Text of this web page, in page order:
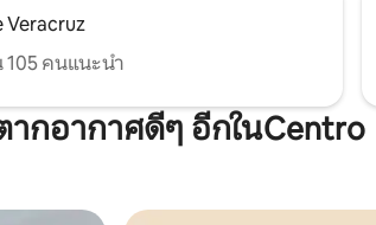
Veracruz
คนแนะนำ
กอากาศดีๆ อีกในCentro